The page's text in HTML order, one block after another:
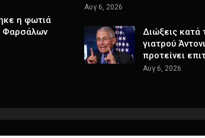
η φωτιά
Φαρσάλων
Αυγ 6, 2026
Διώξεις κατά
γιατρού
προτείνει
Αυγ 6, 2026